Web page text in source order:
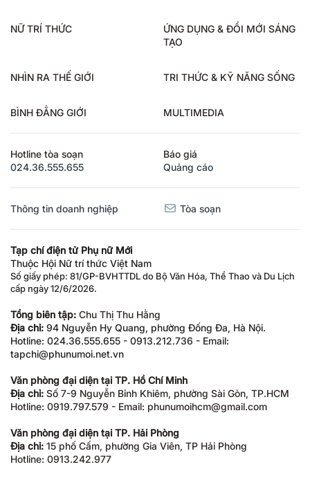
NỮ TRÍ THỨC
ỨNG DỤNG & ĐỔI MỚI SÁNG
TẠO
NHÌN RA THẾ GIỚI TRI THỨC & KỸ NĂNG SỐNG
BÌNH ĐẲNG GIỚI MULTIMEDIA
Hotline tòa soạn
024.36.555.655
Báo giá
Quảng cáo
Thông tin doanh nghiệp Tòa soạn
Tạp chí điện tử Phụ nữ Mới
Thuộc Hội Nữ trí thức Việt Nam
Số giấy phép: 81/GP-BVHTTDL do Bộ Văn Hóa, Thể Thao và Du Lịch
cấp ngày 12/6/2026.
Tổng biên tập: Chu Thị Thu Hằng
Địa chỉ: 94 Nguyễn Hy Quang, phường Đống Đa, Hà Nội.
Hotline: 024.36.555.655 - 0913.212.736 - Email:
tapchi@phunumoi.net.vn
Văn phòng đại diện tại TP. Hồ Chí Minh
Địa chỉ: Số 7-9 Nguyễn Bỉnh Khiêm, phường Sài Gòn, TP.HCM
Hotline: 0919.797.579 - Email: phunumoihcm@gmail.com
Văn phòng đại diện tại TP. Hải Phòng
Địa chỉ: 15 phố Cấm, phường Gia Viên, TP Hải Phòng
Hotline: 0913.242.977